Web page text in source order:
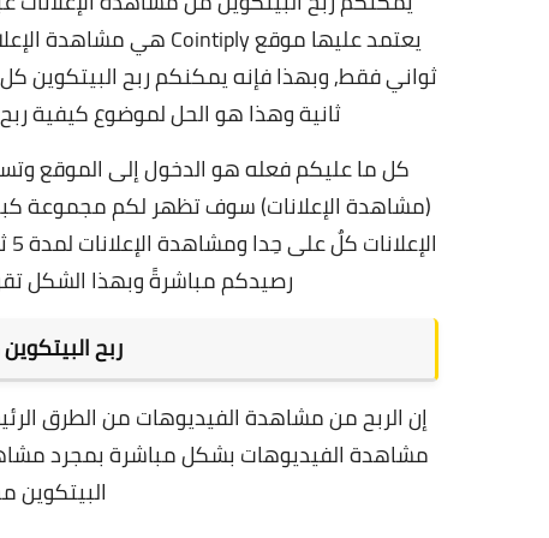
ثواني فقط, وبهذا فإنه يمكنكم ربح البيتكوين
ثانية وهذا هو الحل لموضوع كيفية ربح
كل ما عليكم فعله هو الدخول إلى الموقع
(مشاهدة الإعلانات) سوف تظهر لكم مجموعة
رصيدكم مباشرةً وبهذا الشكل
ربح
مشاهدة الفيديوهات بشكل مباشرة بمجرد
البيتكوين